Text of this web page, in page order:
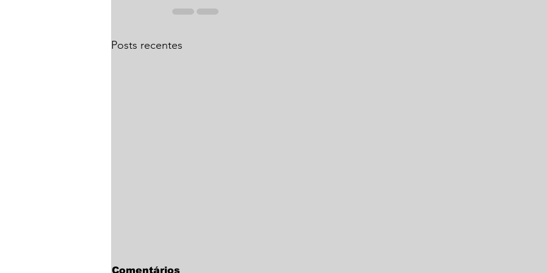
Posts recentes
Comentários